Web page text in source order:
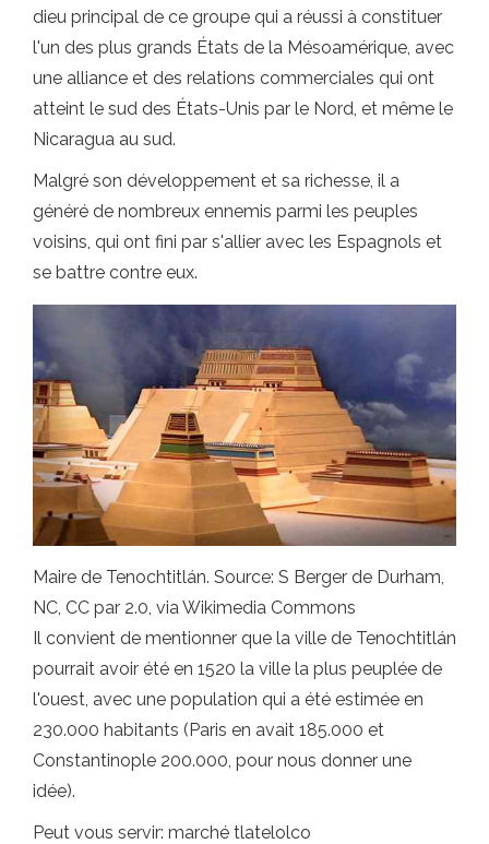
dieu principal de ce groupe qui a réussi à constituer
l'un des plus grands États de la Mésoamérique, avec
une alliance et des relations commerciales qui ont
atteint le sud des États-Unis par le Nord, et même le
Nicaragua au sud.
Malgré son développement et sa richesse, il a
généré de nombreux ennemis parmi les peuples
voisins, qui ont fini par s'allier avec les Espagnols et
se battre contre eux.
Maire de Tenochtitlán. Source: S Berger de Durham,
NC, CC par 2.0, via Wikimedia Commons
Il convient de mentionner que la ville de Tenochtitlán
pourrait avoir été en 1520 la ville la plus peuplée de
l'ouest, avec une population qui a été estimée en
230.000 habitants (Paris en avait 185.000 et
Constantinople 200.000, pour nous donner une
idée).
Peut vous servir: marché tlatelolco